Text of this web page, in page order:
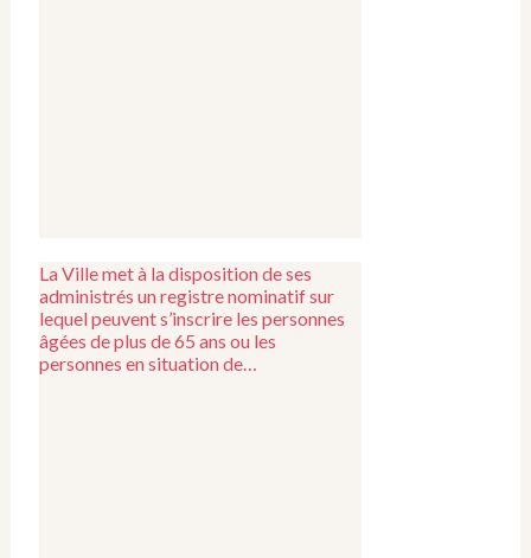
La Ville met à la disposition de ses
administrés un registre nominatif sur
lequel peuvent s’inscrire les personnes
âgées de plus de 65 ans ou les
personnes en situation de…